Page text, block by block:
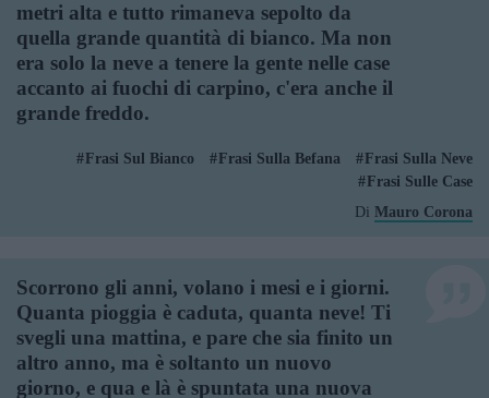
metri alta e tutto rimaneva sepolto da
quella grande quantità di bianco. Ma non
era solo la neve a tenere la gente nelle case
accanto ai fuochi di carpino, c'era anche il
grande freddo.
Frasi Sul Bianco Frasi Sulla Befana
Frasi Sulla Neve
Frasi Sulle Case
Di Mauro Corona
Scorrono gli anni, volano i mesi e i giorni.
Quanta pioggia è caduta, quanta neve! Ti
svegli una mattina, e pare che sia finito un
altro anno, ma è soltanto un nuovo
giorno, e qua e là è spuntata una nuova